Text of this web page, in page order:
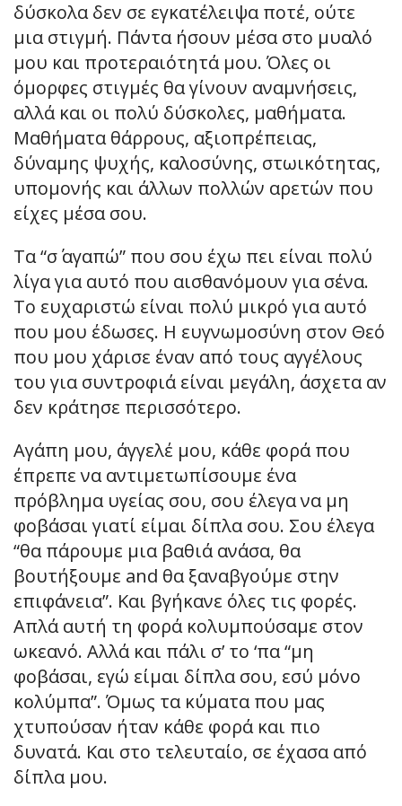
δύσκολα δεν σε εγκατέλειψα ποτέ, ούτε
μια στιγμή. Πάντα ήσουν μέσα στο μυαλό
μου και προτεραιότητά μου. Όλες οι
όμορφες στιγμές θα γίνουν αναμνήσεις,
αλλά και οι πολύ δύσκολες, μαθήματα.
Μαθήματα θάρρους, αξιοπρέπειας,
δύναμης ψυχής, καλοσύνης, στωικότητας,
υπομονής και άλλων πολλών αρετών που
είχες μέσα σου.
Τα “σ΄ αγαπώ” που σου έχω πει είναι πολύ
λίγα για αυτό που αισθανόμουν για σένα.
Το ευχαριστώ είναι πολύ μικρό για αυτό
που μου έδωσες. Η ευγνωμοσύνη στον Θεό
που μου χάρισε έναν από τους αγγέλους
του για συντροφιά είναι μεγάλη, άσχετα αν
δεν κράτησε περισσότερο.
Αγάπη μου, άγγελέ μου, κάθε φορά που
έπρεπε να αντιμετωπίσουμε ένα
πρόβλημα υγείας σου, σου έλεγα να μη
φοβάσαι γιατί είμαι δίπλα σου. Σου έλεγα
“θα πάρουμε μια βαθιά ανάσα, θα
βουτήξουμε and θα ξαναβγούμε στην
επιφάνεια”. Και βγήκανε όλες τις φορές.
Απλά αυτή τη φορά κολυμπούσαμε στον
ωκεανό. Αλλά και πάλι σ’ το ‘πα “μη
φοβάσαι, εγώ είμαι δίπλα σου, εσύ μόνο
κολύμπα”. Όμως τα κύματα που μας
χτυπούσαν ήταν κάθε φορά και πιο
δυνατά. Και στο τελευταίο, σε έχασα από
δίπλα μου.